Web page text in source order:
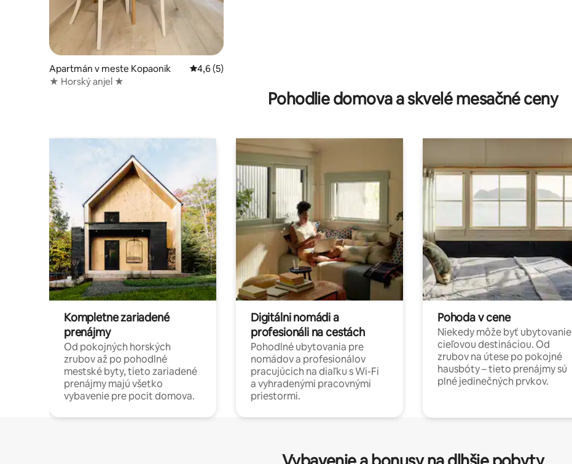
Apartmán v meste Kopaonik Priemerné ohodnotenie 4,6 z 5, počet hodnotení: 5
4,6 (5)
★ Horský anjel ★
Pohodlie domova a skvelé mesačné ceny
Kompletne zariadené
prenájmy
Od pokojných horských
zrubov až po pohodlné
mestské byty, tieto zariadené
prenájmy majú všetko
vybavenie pre pocit domova.
Digitálni nomádi a
profesionáli na cestách
Pohodlné ubytovania pre
nomádov a profesionálov
pracujúcich na diaľku s Wi-Fi
a vyhradenými pracovnými
priestormi.
Pohoda v cene
Niekedy môže byť ubytovanie
cieľovou destináciou. Od
zrubov na útese po pokojné
hausbóty – tieto prenájmy sú
plné jedinečných prvkov.